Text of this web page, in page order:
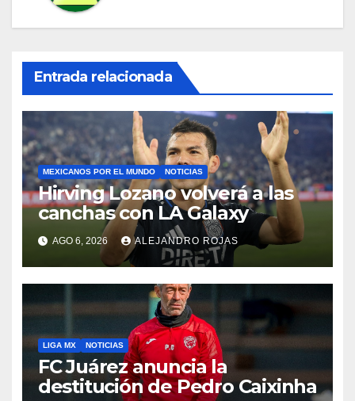
Entrada relacionada
MEXICANOS POR EL MUNDO NOTICIAS
Hirving Lozano volverá a las
canchas con LA Galaxy
AGO 6, 2026 ALEJANDRO ROJAS
LIGA MX NOTICIAS
FC Juárez anuncia la
destitución de Pedro Caixinha